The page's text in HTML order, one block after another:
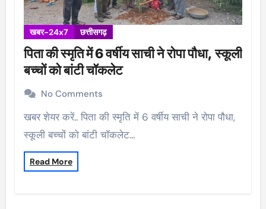
खबर-24x7 छत्तीसगढ़
पिता की स्मृति में 6 वर्षीय साची ने रोपा पौधा, स्कूली
बच्चों को बांटी चॉकलेट
No Comments
खबर शेयर करें.. पिता की स्मृति में 6 वर्षीय साची ने रोपा पौधा,
स्कूली बच्चों को बांटी चॉकलेट…
Read More